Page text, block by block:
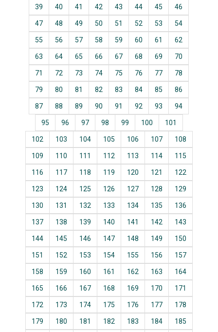
39 40 41 42 43 44 45 46
47 48 49 50 51 52 53 54
55 56 57 58 59 60 61 62
63 64 65 66 67 68 69 70
71 72 73 74 75 76 77 78
79 80 81 82 83 84 85 86
87 88 89 90 91 92 93 94
95 96 97 98 99 100 101
102 103 104 105 106 107 108
109 110 111 112 113 114 115
116 117 118 119 120 121 122
123 124 125 126 127 128 129
130 131 132 133 134 135 136
137 138 139 140 141 142 143
144 145 146 147 148 149 150
151 152 153 154 155 156 157
158 159 160 161 162 163 164
165 166 167 168 169 170 171
172 173 174 175 176 177 178
179 180 181 182 183 184 185